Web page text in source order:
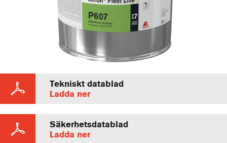
Tekniskt datablad
Ladda ner
Säkerhetsdatablad
Ladda ner